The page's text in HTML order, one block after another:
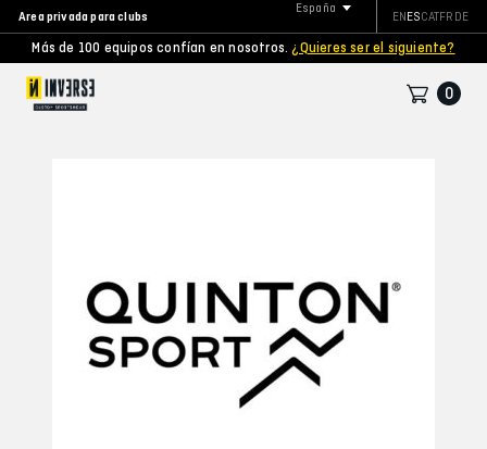
Area privada para clubs
Más de 100 equipos confían en nosotros.¿Quieres ser el siguiente?
España
ENESCATFR DE
0